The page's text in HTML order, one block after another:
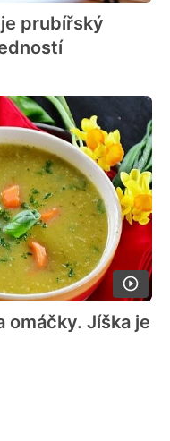
prubířský
omáčky. Jíška je